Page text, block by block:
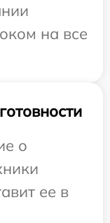
на все
о
ее в